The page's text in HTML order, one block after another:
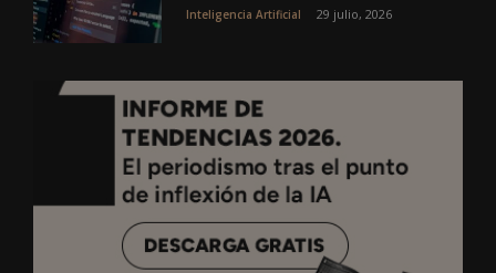
Inteligencia Artificial 29 julio, 2026